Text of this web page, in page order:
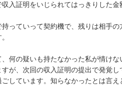
入証明をいじられてはっきりした
っていって契約機で、残りは相手
、何の疑いも持たなかった私が情け
すが、次回の収入証明の提出で発覚
ごしています。知らなかったとは言